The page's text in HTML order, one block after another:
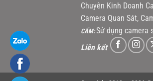
Chuyên Kinh Doanh
Camera Quan Sát,
CẤM:Sử dụng camera
Liên kết